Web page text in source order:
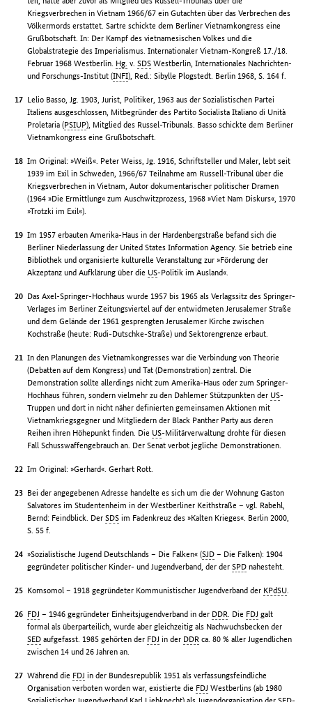
Kriegsverbrechen in Vietnam 1966/67 ein Gutachten über das Verbrechen des
Völkermords erstattet. Sartre schickte dem Berliner Vietnamkongress eine
Grußbotschaft. In: Der Kampf des vietnamesischen Volkes und die
Globalstrategie des Imperialismus. Internationaler Vietnam-Kongreß 17./18.
Februar 1968 Westberlin. Hg. v.SDS Westberlin, Internationales Nachrichten-
und Forschungs-Institut (INFI), Red.: Sibylle Plogstedt. Berlin 1968, S. 164 f.
Lelio Basso, Jg. 1903, Jurist, Politiker, 1963 aus der Sozialistischen Partei
Italiens ausgeschlossen, Mitbegründer des Partito Socialista Italiano di Unità
Proletaria (PSIUP), Mitglied des Russel-Tribunals. Basso schickte dem Berliner
Vietnamkongress eine Grußbotschaft.
Im Original: »Weiß«. Peter Weiss, Jg. 1916, Schriftsteller und Maler, lebt seit
1939 im Exil in Schweden, 1966/67 Teilnahme am Russell-Tribunal über die
Kriegsverbrechen in Vietnam, Autor dokumentarischer politischer Dramen
(1964 »Die Ermittlung« zum Auschwitzprozess, 1968 »Viet Nam Diskurs«, 1970
»Trotzki im Exil«).
Im 1957 erbauten Amerika-Haus in der Hardenbergstraße befand sich die
Berliner Niederlassung der United States Information Agency. Sie betrieb eine
Bibliothek und organisierte kulturelle Veranstaltung zur »Förderung der
Akzeptanz und Aufklärung über die US-Politik im Ausland«.
Das Axel-Springer-Hochhaus wurde 1957 bis 1965 als Verlagssitz des Springer-
Verlages im Berliner Zeitungsviertel auf der entwidmeten Jerusalemer Straße
und dem Gelände der 1961 gesprengten Jerusalemer Kirche zwischen
Kochstraße (heute: Rudi-Dutschke-Straße) und Sektorengrenze erbaut.
In den Planungen des Vietnamkongresses war die Verbindung von Theorie
(Debatten auf dem Kongress) und Tat (Demonstration) zentral. Die
Demonstration sollte allerdings nicht zum Amerika-Haus oder zum Springer-
Hochhaus führen, sondern vielmehr zu den Dahlemer Stützpunkten der US-
Truppen und dort in nicht näher definierten gemeinsamen Aktionen mit
Vietnamkriegsgegner und Mitgliedern der Black Panther Party aus deren
Reihen ihren Höhepunkt finden. Die US-Militärverwaltung drohte für diesen
Fall Schusswaffengebrauch an. Der Senat verbot jegliche Demonstrationen.
Im Original: »Gerhard«. Gerhart Rott.
Bei der angegebenen Adresse handelte es sich um die der Wohnung Gaston
Salvatores im Studentenheim in der Westberliner Keithstraße – vgl. Rabehl,
Bernd: Feindblick. DerSDS im Fadenkreuz des »Kalten Krieges«. Berlin 2000,
S. 55 f.
»Sozialistische Jugend Deutschlands – Die Falken« (SJD – Die Falken): 1904
gegründeter politischer Kinder- und Jugendverband, der derSPD nahesteht.
Komsomol – 1918 gegründeter Kommunistischer Jugendverband der KPdSU.
FDJ – 1946 gegründeter Einheitsjugendverband in der DDR. Die FDJ galt
formal als überparteilich, wurde aber gleichzeitig als Nachwuchsbecken der
SED aufgefasst. 1985 gehörten der FDJ in der DDR ca. 80 % aller Jugendlichen
zwischen 14 und 26 Jahren an.
Während die FDJ in der Bundesrepublik 1951 als verfassungsfeindliche
Organisation verboten worden war, existierte die FDJ Westberlins (ab 1980